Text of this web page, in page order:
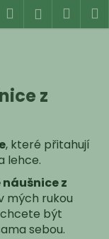
Hledat
z
, které přitahují
lehce.
z
mých rukou
být
sebou.